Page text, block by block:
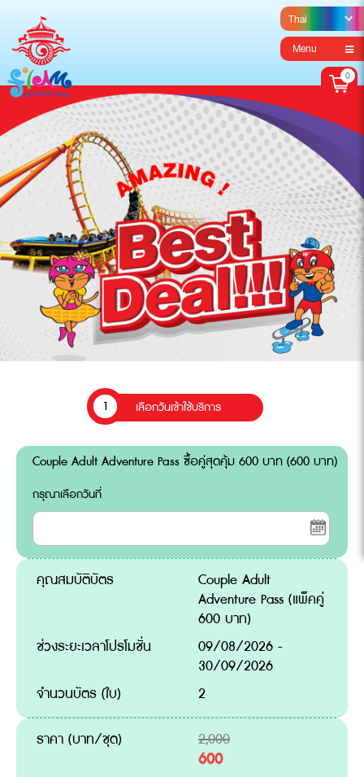
Menu
0
1 เลือกวันเข้าใช้บริการ
Couple Adult Adventure Pass ซื้อคู่สุดคุ้ม 600 บาท (600 บาท)
กรุณาเลือกวันที่
คุณสมบัติบัตร
Couple Adult
Adventure Pass (แพ็คคู่
600 บาท)
ช่วงระยะเวลาโปรโมชั่น
09/08/2026 -
30/09/2026
จำนวนบัตร (ใบ)
2
ราคา (บาท/ชุด) 2,000
600